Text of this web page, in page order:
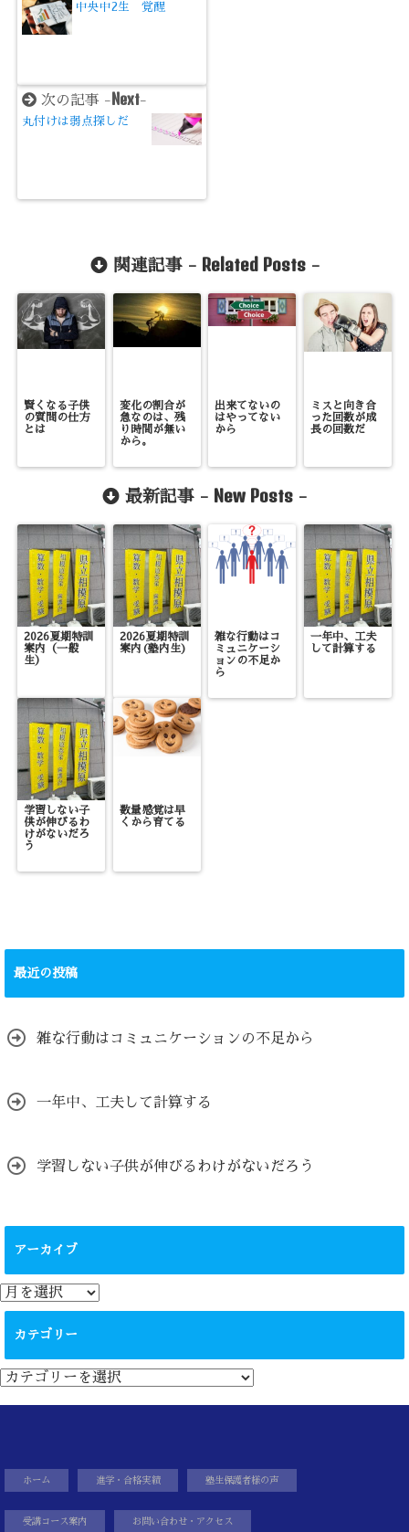
中央中2生 覚醒
次の記事 - Next-
丸付けは弱点探しだ
関連記事 - Related Posts-
賢くなる子供
の質問の仕方
とは
変化の割合が
急なのは、残
り時間が無い
から。
出来てないの
はやってない
から
ミスと向き合
った回数が成
長の回数だ
最新記事 - New Posts -
2026夏期特訓
案内（一般
生）
2026夏期特訓
案内(塾内生)
雑な行動はコ
ミュニケーシ
ョンの不足か
ら
一年中、工夫
して計算する
学習しない子
供が伸びるわ
けがないだろ
う
数量感覚は早
くから育てる
最近の投稿
雑な行動はコミュニケーションの不足から
一年中、工夫して計算する
学習しない子供が伸びるわけがないだろう
アーカイブ
ア
ー
カテゴリー
カ
テ
ゴ
ホーム 進学・合格実績 塾生保護者様の声
受講コース案内 お問い合わせ・アクセス